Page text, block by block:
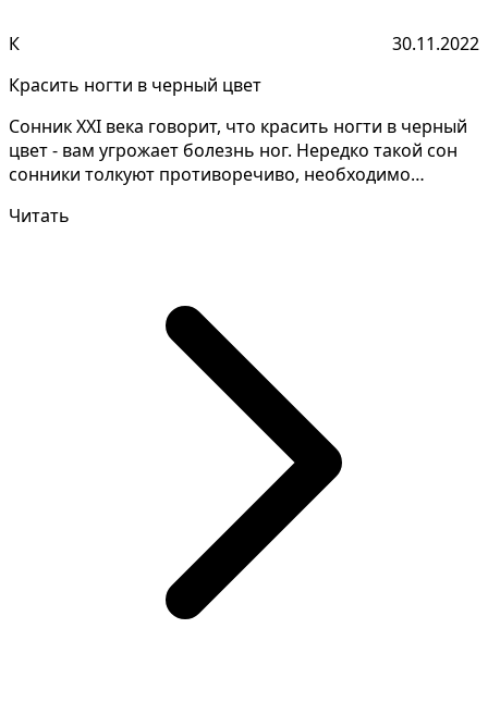
К
30.11.2022
Красить ногти в черный цвет
Сонник XXI века говорит, что красить ногти в черный
цвет - вам угрожает болезнь ног. Нередко такой сон
сонники толкуют противоречиво, необходимо
Читать